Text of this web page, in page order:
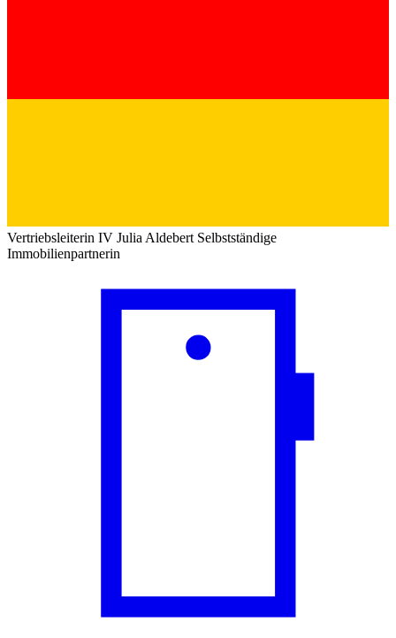
Vertriebsleiterin IV Julia Aldebert Selbstständige
Immobilienpartnerin